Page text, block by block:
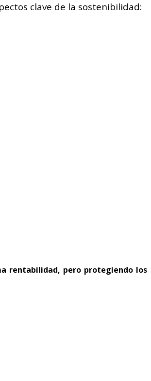
clave de la sostenibilidad:
rentabilidad, pero protegiendo los